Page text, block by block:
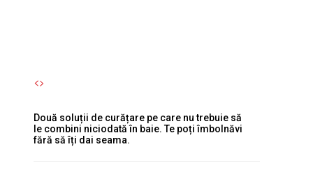
Două soluții de curățare pe care nu trebuie să
le combini niciodată în baie. Te poți îmbolnăvi
fără să îți dai seama.